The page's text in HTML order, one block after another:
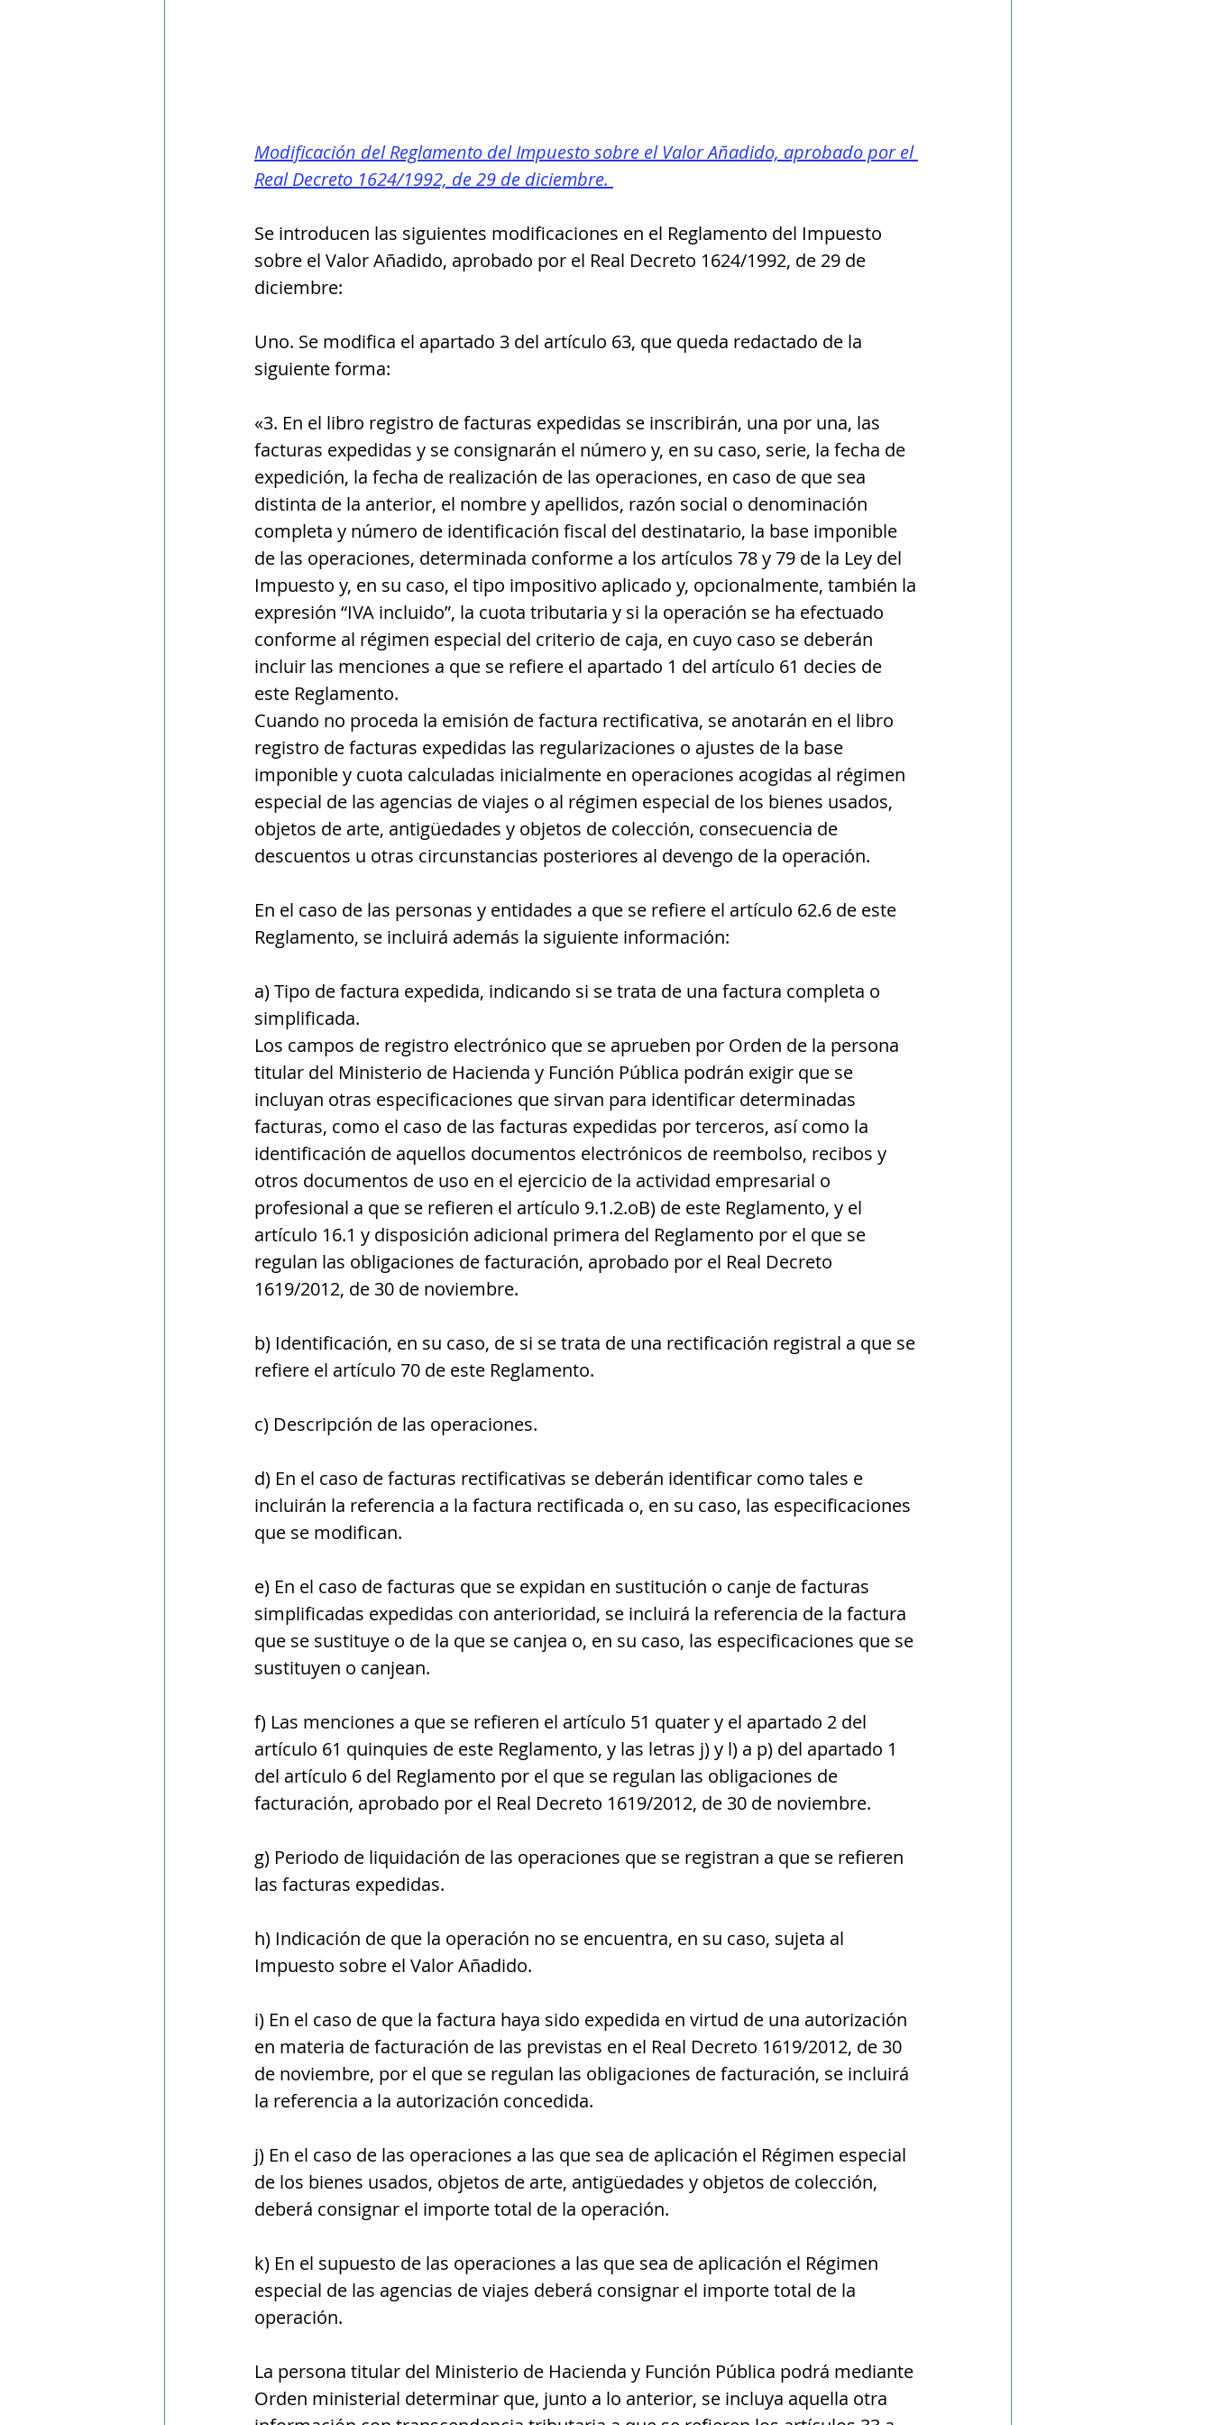
Modificación del Reglamento del Impuesto sobre el Valor Añadido, aprobado por el
Real Decreto 1624/1992, de 29 de diciembre.
Se introducen las siguientes modificaciones en el Reglamento del Impuesto
sobre el Valor Añadido, aprobado por el Real Decreto 1624/1992, de 29 de
diciembre:
Uno. Se modifica el apartado 3 del artículo 63, que queda redactado de la
siguiente forma:
«3. En el libro registro de facturas expedidas se inscribirán, una por una, las
facturas expedidas y se consignarán el número y, en su caso, serie, la fecha de
expedición, la fecha de realización de las operaciones, en caso de que sea
distinta de la anterior, el nombre y apellidos, razón social o denominación
completa y número de identificación fiscal del destinatario, la base imponible
de las operaciones, determinada conforme a los artículos 78 y 79 de la Ley del
Impuesto y, en su caso, el tipo impositivo aplicado y, opcionalmente, también la
expresión “IVA incluido”, la cuota tributaria y si la operación se ha efectuado
conforme al régimen especial del criterio de caja, en cuyo caso se deberán
incluir las menciones a que se refiere el apartado 1 del artículo 61 decies de
este Reglamento.
Cuando no proceda la emisión de factura rectificativa, se anotarán en el libro
registro de facturas expedidas las regularizaciones o ajustes de la base
imponible y cuota calculadas inicialmente en operaciones acogidas al régimen
especial de las agencias de viajes o al régimen especial de los bienes usados,
objetos de arte, antigüedades y objetos de colección, consecuencia de
descuentos u otras circunstancias posteriores al devengo de la operación.
En el caso de las personas y entidades a que se refiere el artículo 62.6 de este
Reglamento, se incluirá además la siguiente información:
a) Tipo de factura expedida, indicando si se trata de una factura completa o
simplificada.
Los campos de registro electrónico que se aprueben por Orden de la persona
titular del Ministerio de Hacienda y Función Pública podrán exigir que se
incluyan otras especificaciones que sirvan para identificar determinadas
facturas, como el caso de las facturas expedidas por terceros, así como la
identificación de aquellos documentos electrónicos de reembolso, recibos y
otros documentos de uso en el ejercicio de la actividad empresarial o
profesional a que se refieren el artículo 9.1.2.oB) de este Reglamento, y el
artículo 16.1 y disposición adicional primera del Reglamento por el que se
regulan las obligaciones de facturación, aprobado por el Real Decreto
1619/2012, de 30 de noviembre.
b) Identificación, en su caso, de si se trata de una rectificación registral a que se
refiere el artículo 70 de este Reglamento.
c) Descripción de las operaciones.
d) En el caso de facturas rectificativas se deberán identificar como tales e
incluirán la referencia a la factura rectificada o, en su caso, las especificaciones
que se modifican.
e) En el caso de facturas que se expidan en sustitución o canje de facturas
simplificadas expedidas con anterioridad, se incluirá la referencia de la factura
que se sustituye o de la que se canjea o, en su caso, las especificaciones que se
sustituyen o canjean.
f) Las menciones a que se refieren el artículo 51 quater y el apartado 2 del
artículo 61 quinquies de este Reglamento, y las letras j) y l) a p) del apartado 1
del artículo 6 del Reglamento por el que se regulan las obligaciones de
facturación, aprobado por el Real Decreto 1619/2012, de 30 de noviembre.
g) Periodo de liquidación de las operaciones que se registran a que se refieren
las facturas expedidas.
h) Indicación de que la operación no se encuentra, en su caso, sujeta al
Impuesto sobre el Valor Añadido.
i) En el caso de que la factura haya sido expedida en virtud de una autorización
en materia de facturación de las previstas en el Real Decreto 1619/2012, de 30
de noviembre, por el que se regulan las obligaciones de facturación, se incluirá
la referencia a la autorización concedida.
j) En el caso de las operaciones a las que sea de aplicación el Régimen especial
de los bienes usados, objetos de arte, antigüedades y objetos de colección,
deberá consignar el importe total de la operación.
k) En el supuesto de las operaciones a las que sea de aplicación el Régimen
especial de las agencias de viajes deberá consignar el importe total de la
operación.
La persona titular del Ministerio de Hacienda y Función Pública podrá mediante
Orden ministerial determinar que, junto a lo anterior, se incluya aquella otra